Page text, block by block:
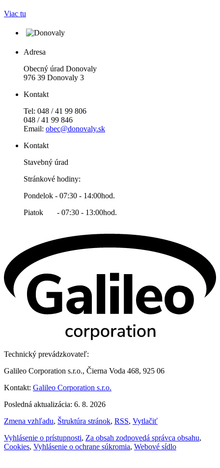
Viac tu
Adresa
Obecný úrad Donovaly
976 39 Donovaly 3
Kontakt
Tel: 048 / 41 99 806
048 / 41 99 846
Email: obec@donovaly.sk
Kontakt
Stavebný úrad
Stránkové hodiny:
Pondelok - 07:30 - 14:00hod.
Piatok - 07:30 - 13:00hod.
Technický prevádzkovateľ:
Galileo Corporation s.r.o., Čierna Voda 468, 925 06
Kontakt: Galileo Corporation s.r.o.
Posledná aktualizácia: 6. 8. 2026
Zmena vzhľadu, Štruktúra stránok, RSS, Vytlačiť
Vyhlásenie o prístupnosti, Za obsah zodpovedá správca obsahu,
Cookies, Vyhlásenie o ochrane súkromia, Webové sídlo